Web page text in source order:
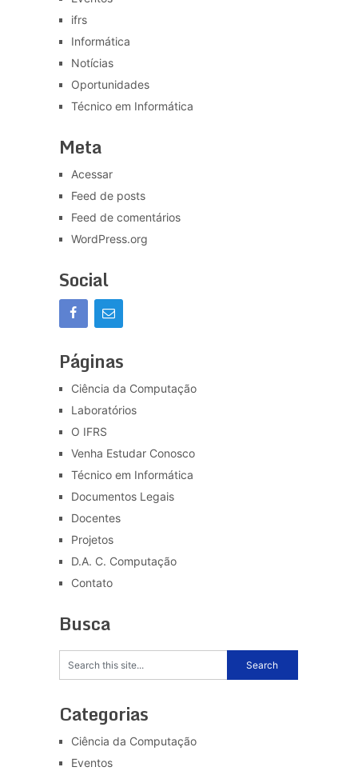
ifrs
Informática
Notícias
Oportunidades
Técnico em Informática
Meta
Acessar
Feed de posts
Feed de comentários
WordPress.org
Social
Páginas
Ciência da Computação
Laboratórios
O IFRS
Venha Estudar Conosco
Técnico em Informática
Documentos Legais
Docentes
Projetos
D.A. C. Computação
Contato
Busca
Categorias
Ciência da Computação
Eventos